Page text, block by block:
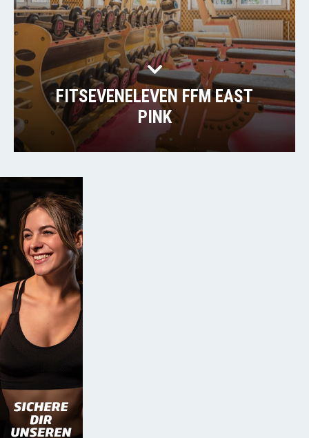
FITSEVENELEVEN FFM EAST
PINK